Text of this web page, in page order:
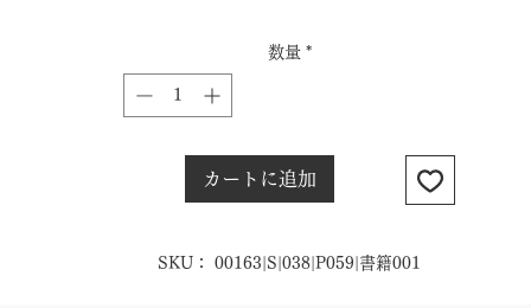
数量 *
カートに追加
SKU： 00163|S|038|P059|書籍001